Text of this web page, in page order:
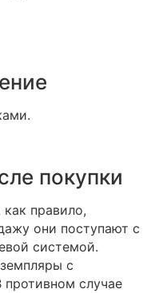
покупки
правило,
они поступают с
системой.
с
противном случае